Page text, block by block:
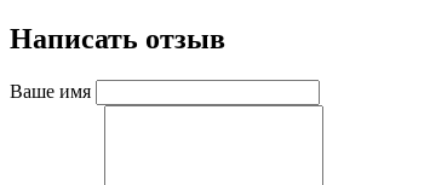
Написать отзыв
Ваше имя